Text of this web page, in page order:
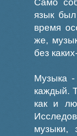
Само
язык
время
же,
без
Музыка -
каждый.
как и
музыки,